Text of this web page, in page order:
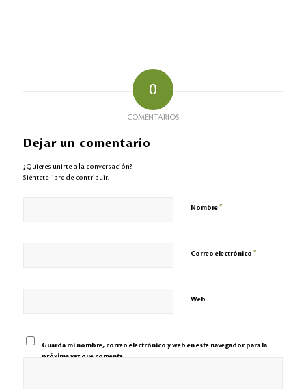
0
COMENTARIOS
Dejar un comentario
¿Quieres unirte a la conversación?
Siéntete libre de contribuir!
Nombre*
Correo electrónico *
Web
Guarda mi nombre, correo electrónico y web en este navegador para la
próxima vez que comente.